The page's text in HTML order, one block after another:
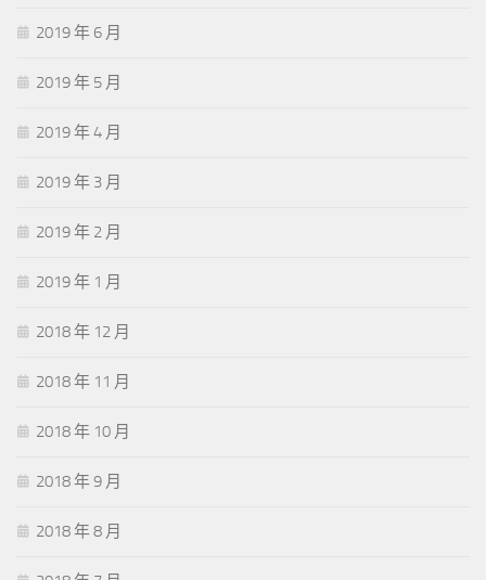
2019 年 6 月
2019 年 5 月
2019 年 4 月
2019 年 3 月
2019 年 2 月
2019 年 1 月
2018 年 12 月
2018 年 11 月
2018 年 10 月
2018 年 9 月
2018 年 8 月